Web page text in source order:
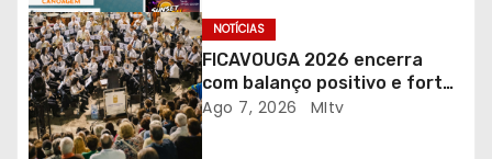
o
s
NOTÍCIAS
FICAVOUGA 2026 encerra
com balanço positivo e forte
adesão da comunidade
Ago 7, 2026 MItv